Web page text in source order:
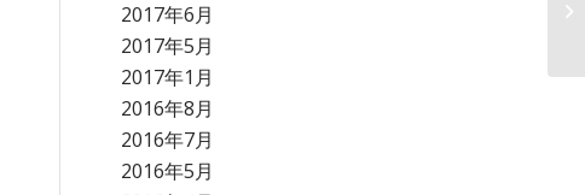
2017年6月
2017年5月
2017年1月
2016年8月
2016年7月
2016年5月